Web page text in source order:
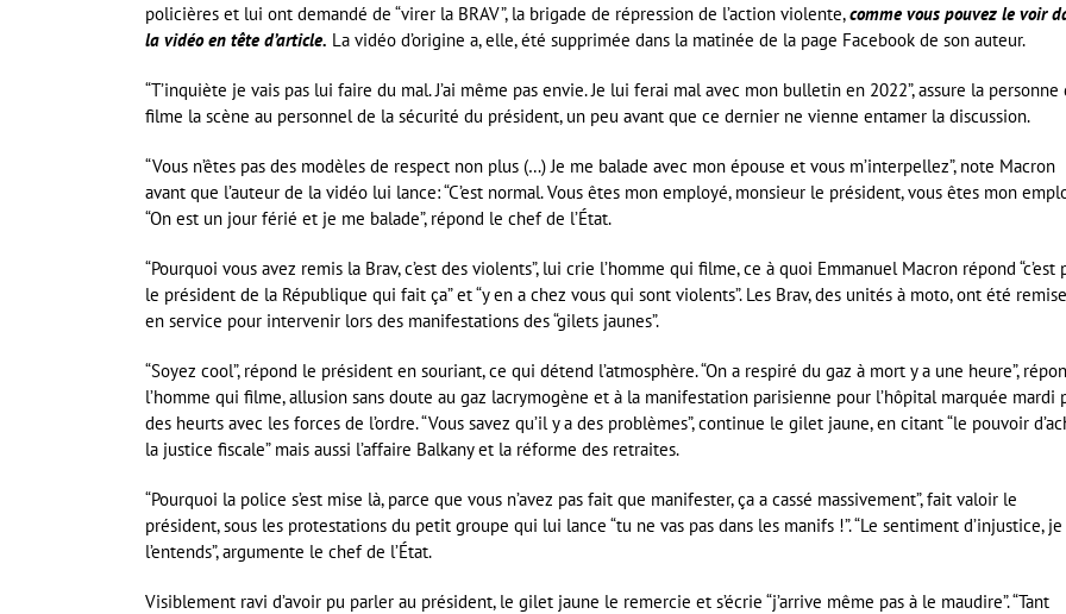
policières et lui ont demandé de “virer la BRAV”, la brigade de répression de l’action violente,comme vous pouvez le voir
la vidéo en tête d’article. La vidéo d’origine a, elle, été supprimée dans la matinée de la page Facebook de son auteur.
“T’inquiète je vais pas lui faire du mal. J’ai même pas envie. Je lui ferai mal avec mon bulletin en 2022”, assure la personne
filme la scène au personnel de la sécurité du président, un peu avant que ce dernier ne vienne entamer la discussion.
“Vous n’êtes pas des modèles de respect non plus (…) Je me balade avec mon épouse et vous m’interpellez”, note Macron
avant que l’auteur de la vidéo lui lance: “C’est normal. Vous êtes mon employé, monsieur le président, vous êtes mon
“On est un jour férié et je me balade”, répond le chef de l’État.
“Pourquoi vous avez remis la Brav, c’est des violents”, lui crie l’homme qui filme, ce à quoi Emmanuel Macron répond “c’est
le président de la République qui fait ça” et “y en a chez vous qui sont violents”. Les Brav, des unités à moto, ont été
en service pour intervenir lors des manifestations des “gilets jaunes”.
“Soyez cool”, répond le président en souriant, ce qui détend l’atmosphère. “On a respiré du gaz à mort y a une heure”,
l’homme qui filme, allusion sans doute au gaz lacrymogène et à la manifestation parisienne pour l’hôpital marquée mardi
des heurts avec les forces de l’ordre. “Vous savez qu’il y a des problèmes”, continue le gilet jaune, en citant “le pouvoir
la justice fiscale” mais aussi l’affaire Balkany et la réforme des retraites.
“Pourquoi la police s’est mise là, parce que vous n’avez pas fait que manifester, ça a cassé massivement”, fait valoir le
président, sous les protestations du petit groupe qui lui lance “tu ne vas pas dans les manifs !”. “Le sentiment d’injustice, je
l’entends”, argumente le chef de l’État.
Visiblement ravi d’avoir pu parler au président, le gilet jaune le remercie et s’écrie “j’arrive même pas à le maudire”. “Tant